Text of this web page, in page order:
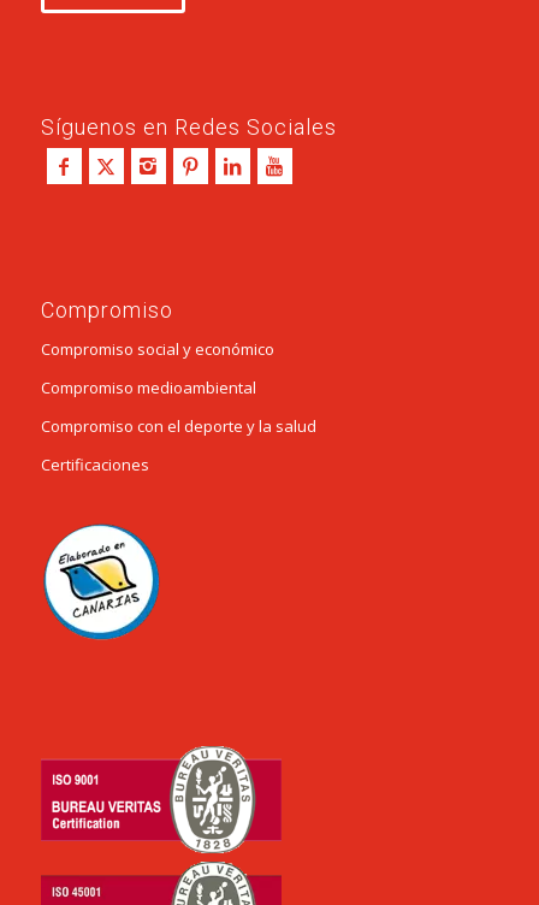
Síguenos en Redes Sociales
Compromiso
Compromiso social y económico
Compromiso medioambiental
Compromiso con el deporte y la salud
Certificaciones